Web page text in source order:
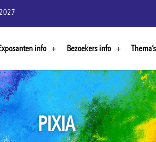
info Bezoekers info Thema’s
PIXIA